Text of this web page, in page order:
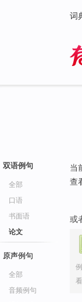
词
双语例句
全部
口语
书面语
论文
原声例句
全部
音频例句
当
查
或